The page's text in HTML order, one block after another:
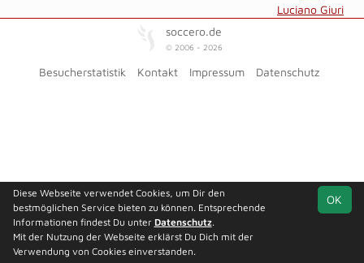
Luciano Giuri
soccero.de
© 2006 - 2026
Besucherstatistik Kontakt Impressum Datenschutz
OK
Diese Webseite verwendet Cookies, um Dir den
bestmöglichen Service bieten zu können. Entsprechende
Informationen findest Du unter Datenschutz.
Mit der Nutzung der Webseite erklärst Du Dich mit der
Verwendung von Cookies einverstanden.